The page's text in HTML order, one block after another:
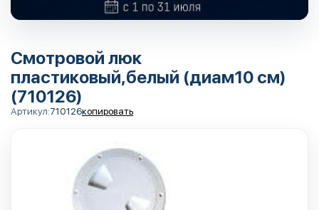
Смотровой люк
пластиковый,белый (диам10 см)
(710126)
Артикул:710126копировать